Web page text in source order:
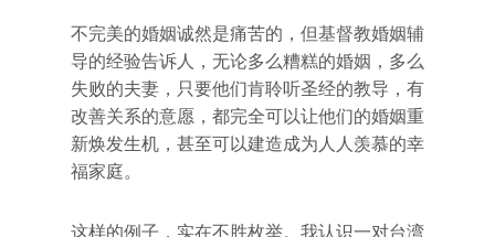
不完美的婚姻诚然是痛苦的，但基督教婚姻辅
导的经验告诉人，无论多么糟糕的婚姻，多么
失败的夫妻，只要他们肯聆听圣经的教导，有
改善关系的意愿，都完全可以让他们的婚姻重
新焕发生机，甚至可以建造成为人人羡慕的幸
福家庭。
这样的例子，实在不胜枚举。我认识一对台湾